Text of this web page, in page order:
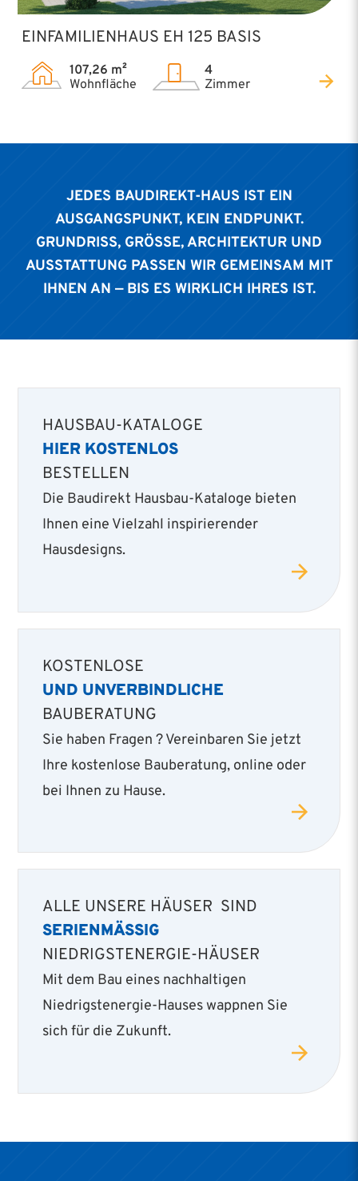
EINFAMILIENHAUS EH 125 BASIS
107,26 m²
Wohnfläche
4
Zimmer
JEDES BAUDIREKT-HAUS IST EIN
AUSGANGSPUNKT, KEIN ENDPUNKT.
GRUNDRISS, GRÖSSE, ARCHITEKTUR UND A
USSTATTUNG PASSEN WIR GEMEINSAM MIT I
HNEN AN — BIS ES WIRKLICH IHRES IST.
HAUSBAU-KATALOGE
HIER KOSTENLOS
BESTELLEN
Die Baudirekt Hausbau-Kataloge bieten
Ihnen eine Vielzahl inspirierender
Hausdesigns.
KOSTENLOSE
UND UNVERBINDLICHE
BAUBERATUNG
Sie haben Fragen ? Vereinbaren Sie jetzt
Ihre kostenlose Bauberatung, online oder
bei Ihnen zu Hause.
ALLE UNSERE HÄUSER SIND
SERIENMÄSSIG
NIEDRIGSTENERGIE-HÄUSER
Mit dem Bau eines nachhaltigen
Niedrigstenergie­-Hauses wappnen Sie
sich für die Zukunft.